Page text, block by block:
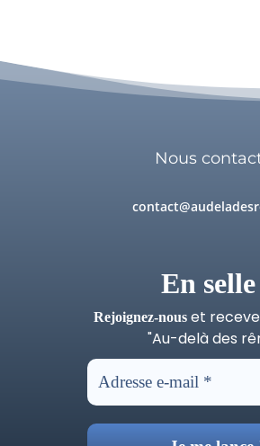
Nous
En
Rejoignez-nouset
"Au-delà des